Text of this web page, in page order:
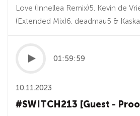
Love (Innellea Remix)5. Kevin de
(Extended Mix)6. deadmau5 &
01:59:59
10.11.2023
#SWITCH213 [Guest -